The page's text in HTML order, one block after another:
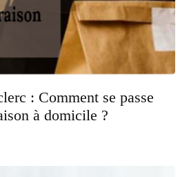
: Comment se passe
à domicile ?